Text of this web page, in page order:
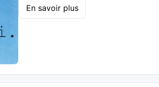
En savoir plus